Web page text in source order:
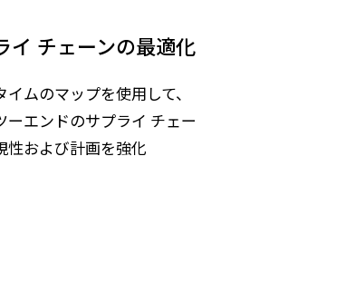
イ チェーンの最適化
イムのマップを使用して、
ーエンドのサプライ チェー
性および計画を強化